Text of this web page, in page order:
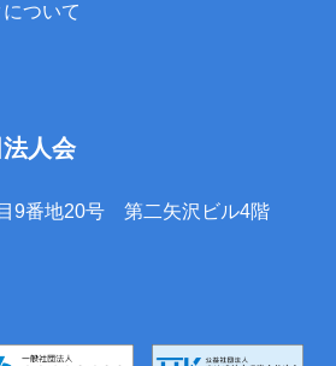
ついて
人会
9番地20号 第二矢沢ビル4階